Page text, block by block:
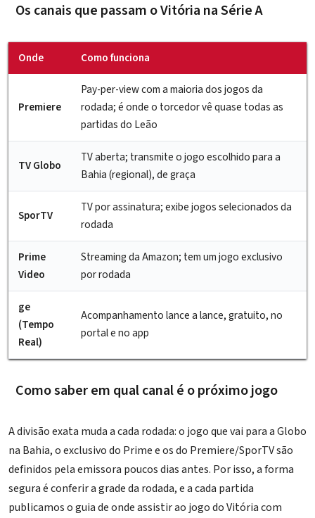
Os canais que passam o Vitória na Série A
Onde Como funciona
Premiere
Pay-per-view com a maioria dos jogos da
rodada; é onde o torcedor vê quase todas as
partidas do Leão
TV Globo
TV aberta; transmite o jogo escolhido para a
Bahia (regional), de graça
SporTV
TV por assinatura; exibe jogos selecionados da
rodada
Prime
Video
Streaming da Amazon; tem um jogo exclusivo
por rodada
ge
(Tempo
Real)
Acompanhamento lance a lance, gratuito, no
portal e no app
Como saber em qual canal é o próximo jogo
A divisão exata muda a cada rodada: o jogo que vai para a Globo
na Bahia, o exclusivo do Prime e os do Premiere/SporTV são
definidos pela emissora poucos dias antes. Por isso, a forma
segura é conferir a grade da rodada, e a cada partida
publicamos o guia deonde assistir ao jogo do Vitóriacom